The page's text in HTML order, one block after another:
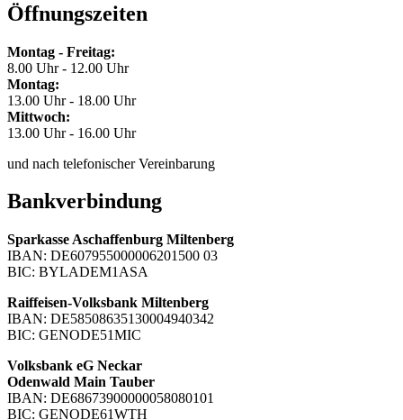
Öffnungszeiten
Montag - Freitag:
8.00 Uhr - 12.00 Uhr
Montag:
13.00 Uhr - 18.00 Uhr
Mittwoch:
13.00 Uhr - 16.00 Uhr
und nach telefonischer Vereinbarung
Bankverbindung
Sparkasse Aschaffenburg Miltenberg
IBAN: DE607955000006201500 03
BIC: BYLADEM1ASA
Raiffeisen-Volksbank Miltenberg
IBAN: DE58508635130004940342
BIC: GENODE51MIC
Volksbank eG Neckar
Odenwald Main Tauber
IBAN: DE68673900000058080101
BIC: GENODE61WTH